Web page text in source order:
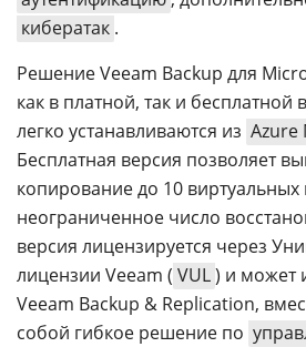
кибератак .
Решение Veeam Backup для
как в платной, так и бесплатной
легко устанавливаются из Azure
Бесплатная версия позволяет
копирование до 10
неограниченное число
версия лицензируется через
лицензии Veeam ( VUL) и может
Veeam Backup & Replication,
собой гибкое решение по